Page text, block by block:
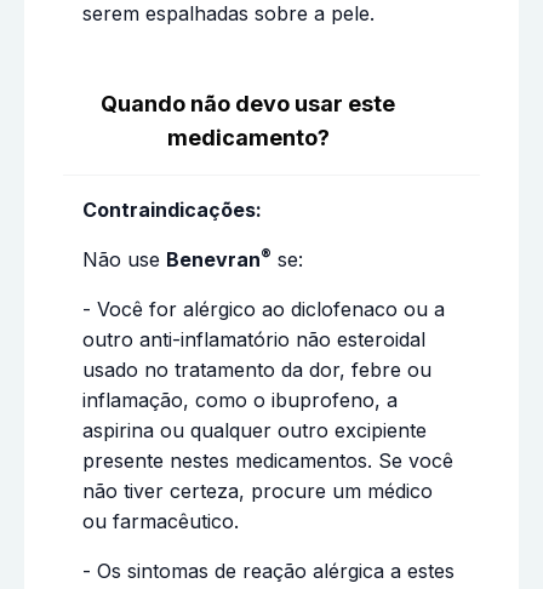
serem espalhadas sobre a pele.
Quando não devo usar este
medicamento?
Contraindicações:
Não use Benevran® se:
- Você for alérgico ao diclofenaco ou a
outro anti-inflamatório não esteroidal
usado no tratamento da dor, febre ou
inflamação, como o ibuprofeno, a
aspirina ou qualquer outro excipiente
presente nestes medicamentos. Se você
não tiver certeza, procure um médico
ou farmacêutico.
- Os sintomas de reação alérgica a estes